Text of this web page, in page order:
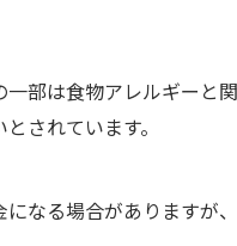
部は食物アレルギーと
されています。
なる場合がありますが